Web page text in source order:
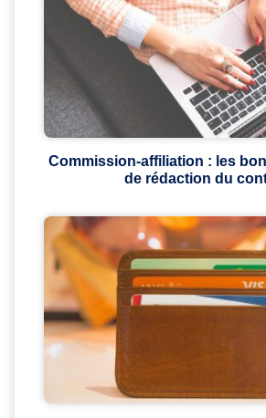
Commission-affiliation : les
de rédaction du